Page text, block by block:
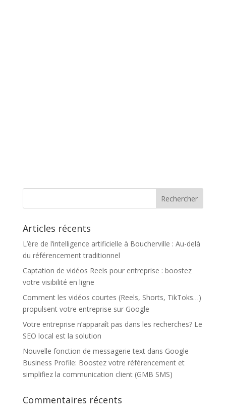
Articles récents
L’ère de l’intelligence artificielle à Boucherville : Au-delà
du référencement traditionnel
Captation de vidéos Reels pour entreprise : boostez
votre visibilité en ligne
Comment les vidéos courtes (Reels, Shorts, TikToks…)
propulsent votre entreprise sur Google
Votre entreprise n’apparaît pas dans les recherches? Le
SEO local est la solution
Nouvelle fonction de messagerie text dans Google
Business Profile: Boostez votre référencement et
simplifiez la communication client (GMB SMS)
Commentaires récents